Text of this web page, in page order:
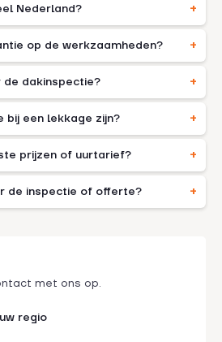
Nederland?
op de werkzaamheden?
dakinspectie?
bij een lekkage zijn?
prijzen of uurtarief?
de inspectie of offerte?
met ons op.
regio